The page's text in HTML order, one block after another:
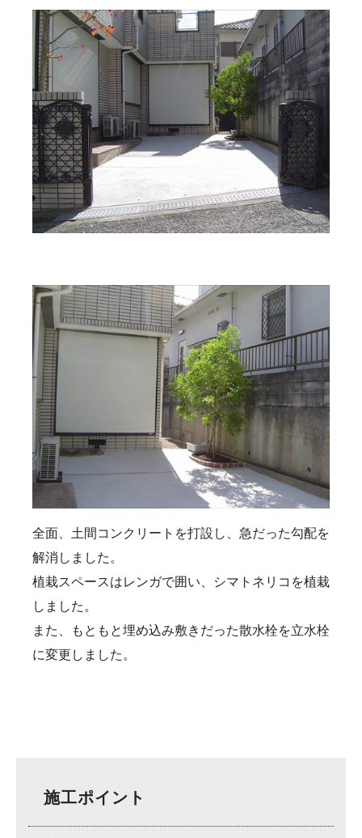
全面、土間コンクリートを打設し、急だった勾配を
解消しました。
植栽スペースはレンガで囲い、シマトネリコを植栽
しました。
また、もともと埋め込み敷きだった散水栓を立水栓
に変更しました。
施工ポイント